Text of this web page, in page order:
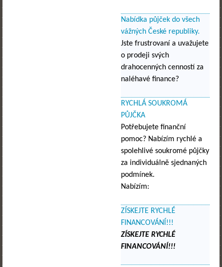
Nabídka půjček do všech
vážných České republiky.
Jste frustrovaní a uvažujete
o prodeji svých
drahocenných cenností za
naléhavé finance?
RYCHLÁ SOUKROMÁ
PŮJČKA
Potřebujete finanční
pomoc? Nabízím rychlé a
spolehlivé soukromé půjčky
za individuálně sjednaných
podmínek.
Nabízím:
ZÍSKEJTE RYCHLÉ
FINANCOVÁNÍ!!!
ZÍSKEJTE RYCHLÉ
FINANCOVÁNÍ!!!